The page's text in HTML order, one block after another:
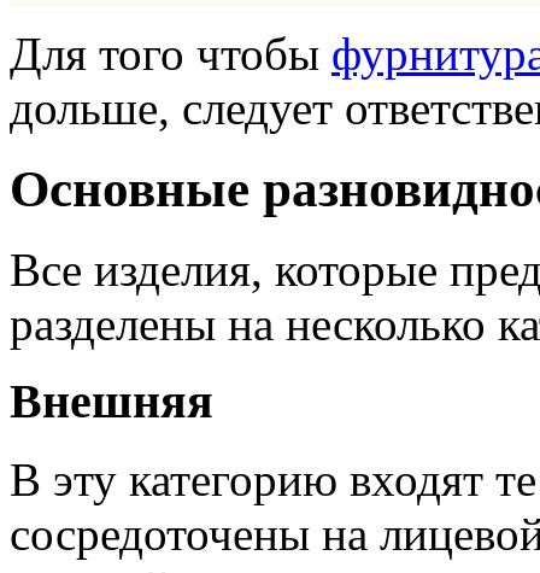
Для того чтобы
дольше, следует
Основные
Все изделия, которые
разделены на несколько
Внешняя
В эту категорию входят
сосредоточены на